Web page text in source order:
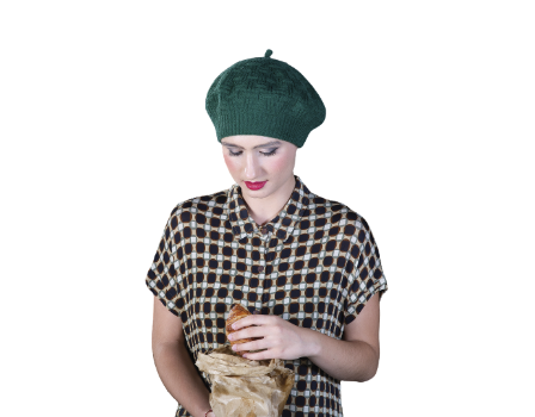
Ce
produit
a
plusieurs
variations.
Les
options
peuvent
être
choisies
sur
la
page